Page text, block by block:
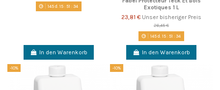
145d. 15:51 :33
In den Warenkorb
Exotiques 1 L
23,81 € Unser bisheriger Preis
26,45 €
145d. 15:51 :33
In den Warenkorb
-10% -10%